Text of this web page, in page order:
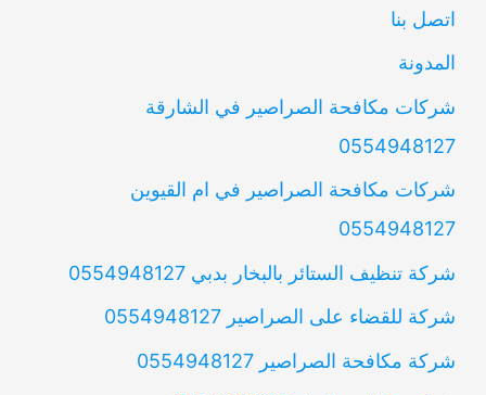
اتصل بنا
المدونة
شركات مكافحة الصراصير في الشارقة
0554948127
شركات مكافحة الصراصير في ام القيوين
0554948127
شركة تنظيف الستائر بالبخار بدبي 0554948127
شركة للقضاء على الصراصير 0554948127
شركة مكافحة الصراصير 0554948127